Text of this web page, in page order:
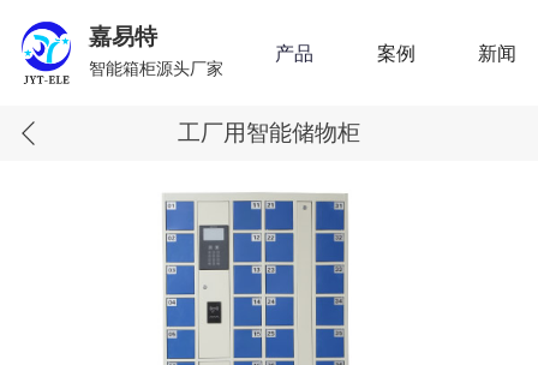
产品 案例 新闻
嘉易特
智能箱柜源头厂家
工厂用智能储物柜